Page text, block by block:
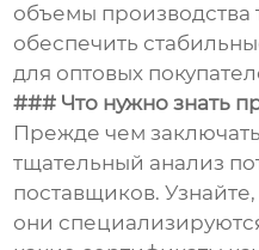
объемы производства
обеспечить
для оптовых
### Что нужно знать
Прежде чем
тщательный анализ
поставщиков.
они